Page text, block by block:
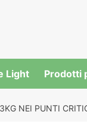
Light Prodotti
NEI PUNTI